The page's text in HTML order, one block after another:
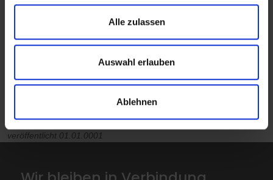
Alle zulassen
Auswahl erlauben
Ablehnen
veröffentlicht 01.01.0001